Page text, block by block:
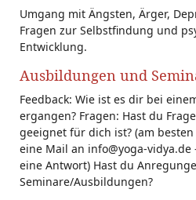
Umgang mit Ängsten, Ärger,
Fragen zur Selbstfindung und
Entwicklung.
Ausbildungen und
Feedback: Wie ist es dir bei
ergangen? Fragen: Hast du
geeignet für dich ist? (am
eine Mail an info@yoga-
eine Antwort) Hast du
Seminare/Ausbildungen?